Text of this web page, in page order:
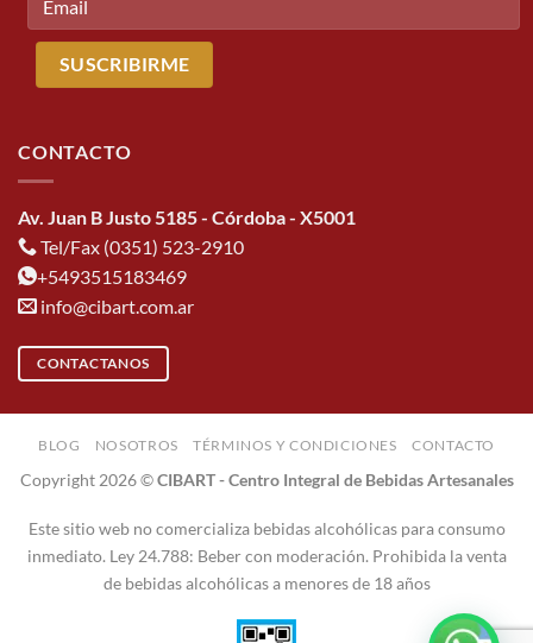
CONTACTO
Av. Juan B Justo 5185 - Córdoba - X5001
Tel/Fax (0351) 523-2910
+5493515183469
info@cibart.com.ar
CONTACTANOS
BLOG NOSOTROS TÉRMINOS Y CONDICIONES CONTACTO
Copyright 2026 ©CIBART - Centro Integral de Bebidas Artesanales
Este sitio web no comercializa bebidas alcohólicas para consumo
inmediato. Ley 24.788: Beber con moderación. Prohibida la venta
de bebidas alcohólicas a menores de 18 años